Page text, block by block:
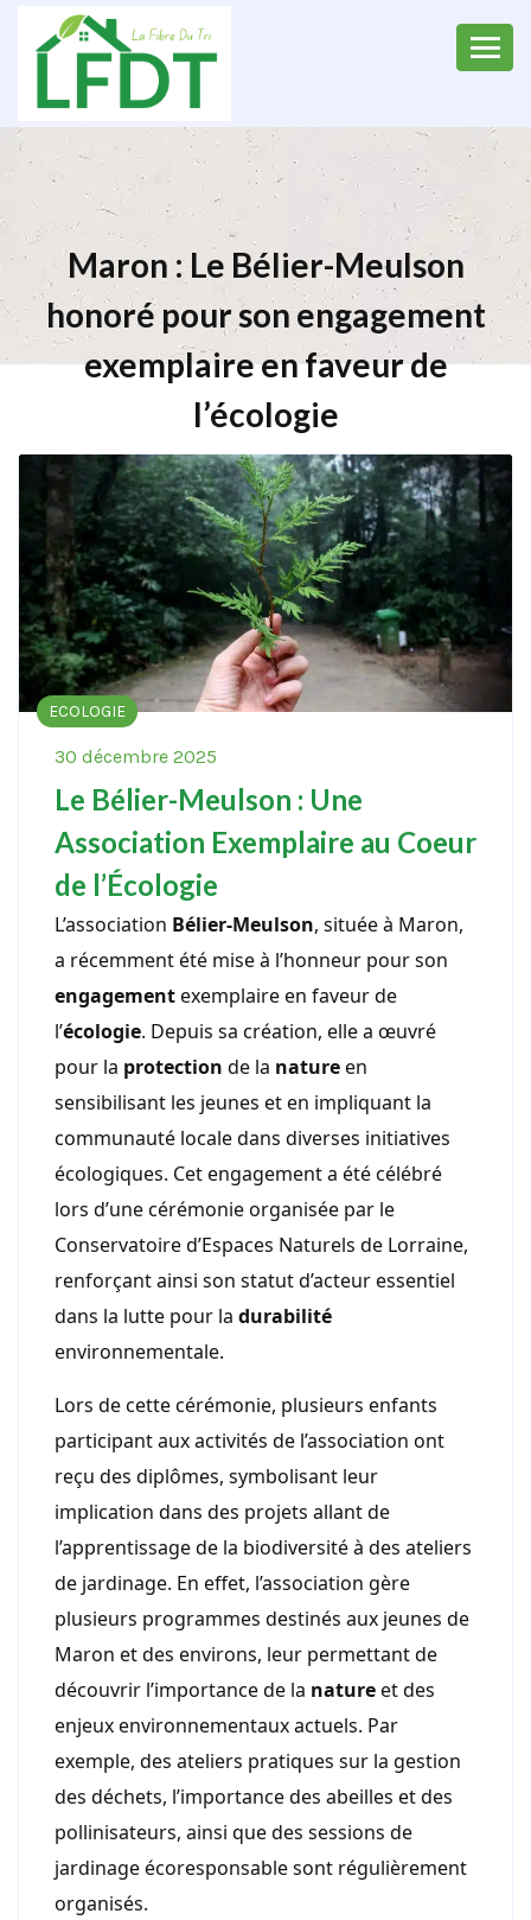
Maron : Le Bélier-Meulson
honoré pour son engagement
exemplaire en faveur de
l’écologie
ECOLOGIE
30 décembre 2025
Le Bélier-Meulson : Une
Association Exemplaire au Coeur
de l’Écologie
L’association Bélier-Meulson, située à Maron,
a récemment été mise à l’honneur pour son
engagementexemplaire en faveur de
l’écologie. Depuis sa création, elle a œuvré
pour la protection de la natureen
sensibilisant les jeunes et en impliquant la
communauté locale dans diverses initiatives
écologiques. Cet engagement a été célébré
lors d’une cérémonie organisée par le
Conservatoire d’Espaces Naturels de Lorraine,
renforçant ainsi son statut d’acteur essentiel
dans la lutte pour la durabilité
environnementale.
Lors de cette cérémonie, plusieurs enfants
participant aux activités de l’association ont
reçu des diplômes, symbolisant leur
implication dans des projets allant de
l’apprentissage de la biodiversité à des ateliers
de jardinage. En effet, l’association gère
plusieurs programmes destinés aux jeunes de
Maron et des environs, leur permettant de
découvrir l’importance de la natureet des
enjeux environnementaux actuels. Par
exemple, des ateliers pratiques sur la gestion
des déchets, l’importance des abeilles et des
pollinisateurs, ainsi que des sessions de
jardinage écoresponsable sont régulièrement
organisés.